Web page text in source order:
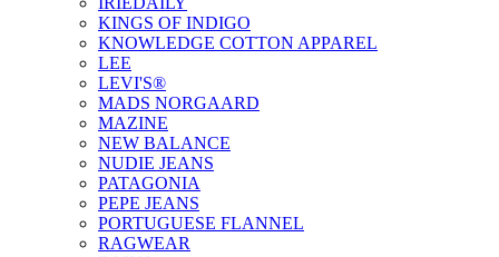
KINGS OF INDIGO
KNOWLEDGE COTTON APPAREL
LEE
LEVI'S®
MADS NORGAARD
MAZINE
NEW BALANCE
NUDIE JEANS
PATAGONIA
PEPE JEANS
PORTUGUESE FLANNEL
RAGWEAR